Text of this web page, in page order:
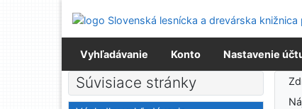
Prejsť na menu
Prehlásenie o webovej prístupnosti
Vyhľadávanie Konto Nastavenie
Výsledky
Súvisiace stránky